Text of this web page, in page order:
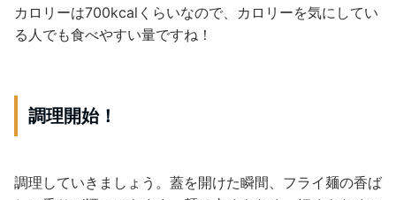
カロリーは700kcalくらいなので、カロリーを気にしてい
る人でも食べやすい量ですね！
調理開始！
調理していきましょう。蓋を開けた瞬間、フライ麺の香ば